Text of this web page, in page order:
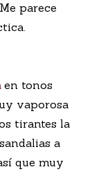
parece
en tonos
vaporosa
tirantes la
a
que muy